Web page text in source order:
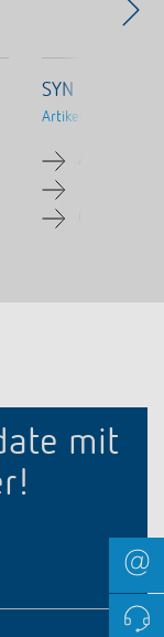
SYN 169 s
Artikel-Nr.
mit